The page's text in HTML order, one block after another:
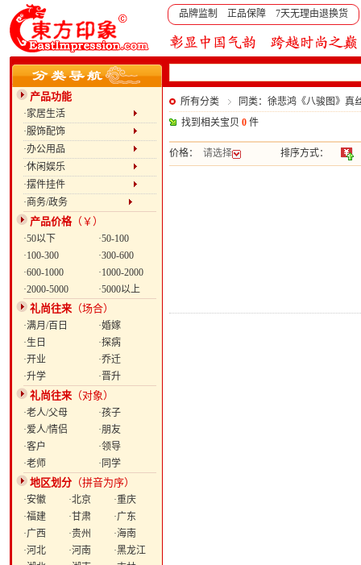
品牌监制 正品保障 7天无理由退换货
产品功能
·家居生活
·服饰配饰
·办公用品
·休闲娱乐
·摆件挂件
·商务/政务
产品价格（￥）
·50以下
·50-100
·100-300
·300-600
·600-1000
·1000-2000
·2000-5000
·5000以上
礼尚往来 （场合）
·满月/百日
·婚嫁
·生日
·探病
·开业
·乔迁
·升学
·晋升
礼尚往来 （对象）
·老人/父母
·孩子
·爱人/情侣
·朋友
·客户
·领导
·老师
·同学
地区划分 （拼音为序）
·安徽 ·北京
·重庆
·福建
·甘肃
·广东
·广西
·贵州
·海南
·河北
·河南
·黑龙江
所有分类
同类：徐悲鸿《八骏图》真
找到相关宝贝 0 件
价格： 请选择 排序方式：